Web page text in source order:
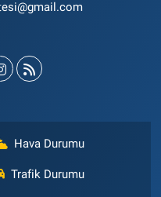
Hava Durumu
Trafik Durumu